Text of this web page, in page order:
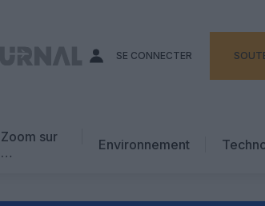
SE CONNECTER
Zoom sur
…
Environnement